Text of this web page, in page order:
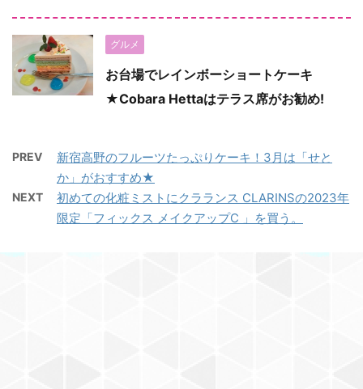
グルメ
お台場でレインボーショートケーキ
★Cobara Hettaはテラス席がお勧め!
PREV
新宿高野のフルーツたっぷりケーキ！3月は「せと
か」がおすすめ★
NEXT
初めての化粧ミストにクラランス CLARINSの2023年
限定「フィックス メイクアップC 」を買う。